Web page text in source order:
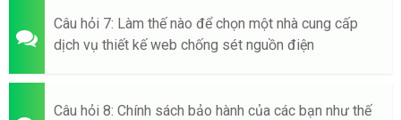
Câu hỏi 7: Làm thế nào để chọn một nhà cung cấp
dịch vụ thiết kế web chống sét nguồn điện
Câu hỏi 8: Chính sách bảo hành của các bạn như thế